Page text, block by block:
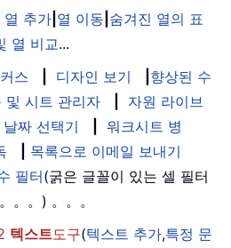
열 추가 열 이동 숨겨진 열의 표
열 비교...
스 디자인 보기
향상된 수
및 시트 관리자
자원 라이브
날짜 선택기
워크시트 병
목록으로 이메일 보내기
필터(굵은 글꼴이 있는 셀 필터
。。) 。。。
텍스트도구(텍스트 추가,특정 문